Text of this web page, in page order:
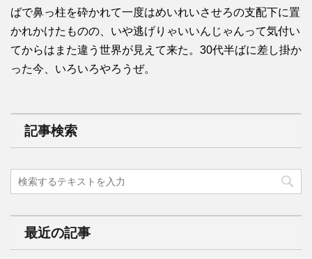
ばで鼻っ柱を砕かれて一度はめいれいさせろの支配下に置
かれかけたものの、いや逃げりゃいいんじゃんって気付い
てからはまた違う世界が見えて来た。30代半ばに差し掛か
った今、いろいろやろうぜ。
記事検索
最近の記事